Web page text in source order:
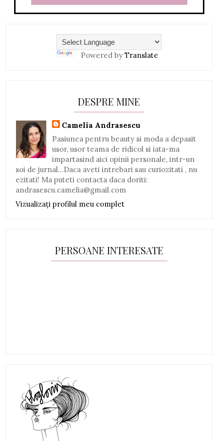
Powered by Translate
DESPRE MINE
Camelia Andrasescu
Pasiunea pentru beauty si moda a depasit
usor, usor teama de ridicol si iata-ma
impartasind aici opinii personale, intr-un
soi de jurnal...Daca aveti intrebari sau curiozitati , nu
ezitati! Ma puteti contacta daca doriti:
andrasescu.camelia@gmail.com
Vizualizați profilul meu complet
PERSOANE INTERESATE